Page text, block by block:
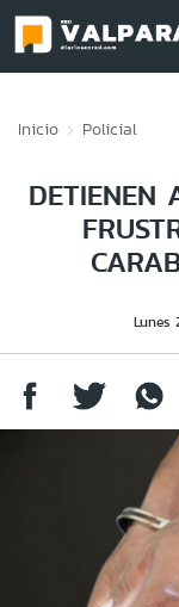
Inicio Policial
DETIENEN
Lunes